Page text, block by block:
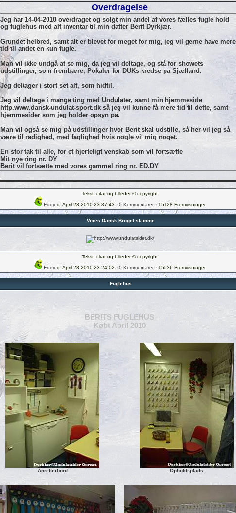
Overdragelse
Jeg har 14-04-2010 overdraget og solgt min andel af vores fælles fugle hold
og fuglehus med alt inventar til min datter Berit Dyrkjær.
Grundet helbred, samt alt er blevet for meget for mig, jeg vil gerne have mere
tid til andet en kun fugle.
Man vil ikke undgå at se mig, da jeg vil deltage, og stå for showets
udstillinger, som frembære, Pokaler for DUKs kredse på Sjælland.
Jeg deltager i stort set alt, som hidtil.
Jeg vil deltage i mange ting med Undulater, samt min hjemmeside
http.www.dansk-undulat-sport.dkså jeg vil kunne få mere tid til dette, samt
hjemmesider som jeg holder opsyn på.
Man vil også se mig på udstillinger hvor Berit skal udstille, så her vil jeg så
være til rådighed, med faglighed hvis nogle vil mig noget.
En stor tak til alle, for et hjerteligt venskab som vil fortsætte
Mit nye ring nr. DY
Berit vil fortsætte med vores gammel ring nr. ED.DY
Tekst, citat og billeder © copyright
Eddyd. April 28 2010 23:37:43 · 0 Kommentarer· 15128 Fremvisninger
Vores Dansk Broget stamme
Tekst, citat og billeder © copyright
Eddyd. April 28 2010 23:24:02 · 0 Kommentarer· 15536 Fremvisninger
Fuglehus
BERITS FUGLEHUS
Købt April 2010
Anretterbord Opholdsplads